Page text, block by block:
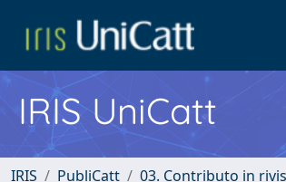
IRIS UniCatt
IRIS PubliCatt 03. Contributo in